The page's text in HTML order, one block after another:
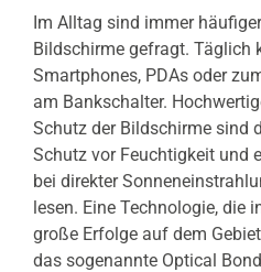
Im Alltag sind immer
Bildschirme gefragt. Täglich
Smartphones, PDAs oder
am Bankschalter.
Schutz der Bildschirme sind
Schutz vor Feuchtigkeit und
bei direkter
lesen. Eine Technologie, die
große Erfolge auf dem
das sogenannte Optical